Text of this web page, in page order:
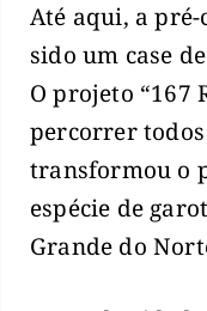
Até aqui, a
sido um case
O projeto “167
percorrer
transformou o
espécie de
Grande do